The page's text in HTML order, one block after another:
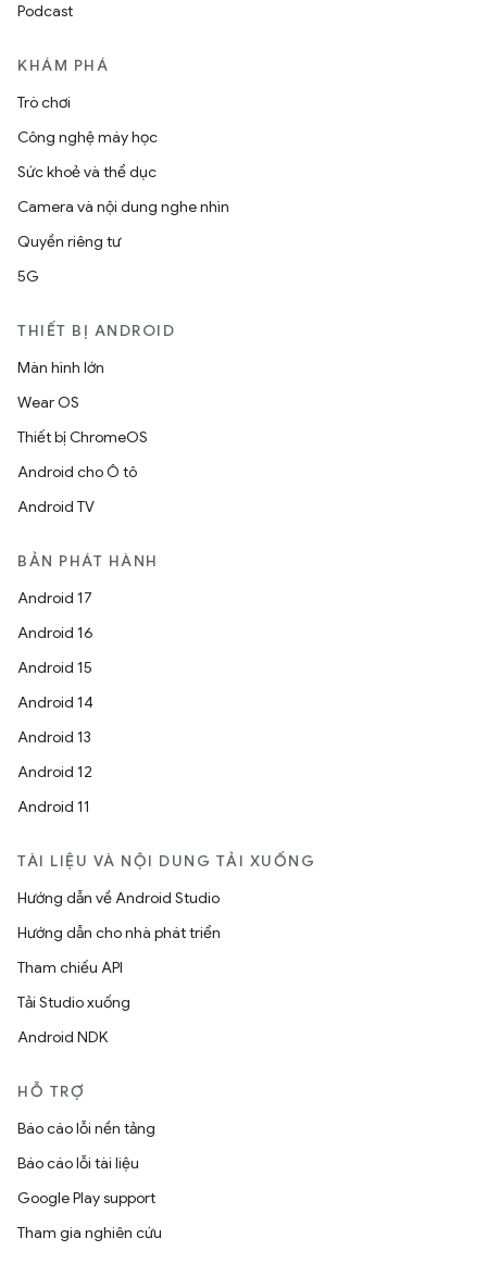
Podcast
KHÁM PHÁ
Trò chơi
Công nghệ máy học
Sức khoẻ và thể dục
Camera và nội dung nghe nhìn
Quyền riêng tư
5G
THIẾT BỊ ANDROID
Màn hình lớn
Wear OS
Thiết bị ChromeOS
Android cho Ô tô
Android TV
BẢN PHÁT HÀNH
Android 17
Android 16
Android 15
Android 14
Android 13
Android 12
Android 11
TÀI LIỆU VÀ NỘI DUNG TẢI XUỐNG
Hướng dẫn về Android Studio
Hướng dẫn cho nhà phát triển
Tham chiếu API
Tải Studio xuống
Android NDK
HỖ TRỢ
Báo cáo lỗi nền tảng
Báo cáo lỗi tài liệu
Google Play support
Tham gia nghiên cứu